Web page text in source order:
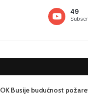
49
OK Busije budućnost